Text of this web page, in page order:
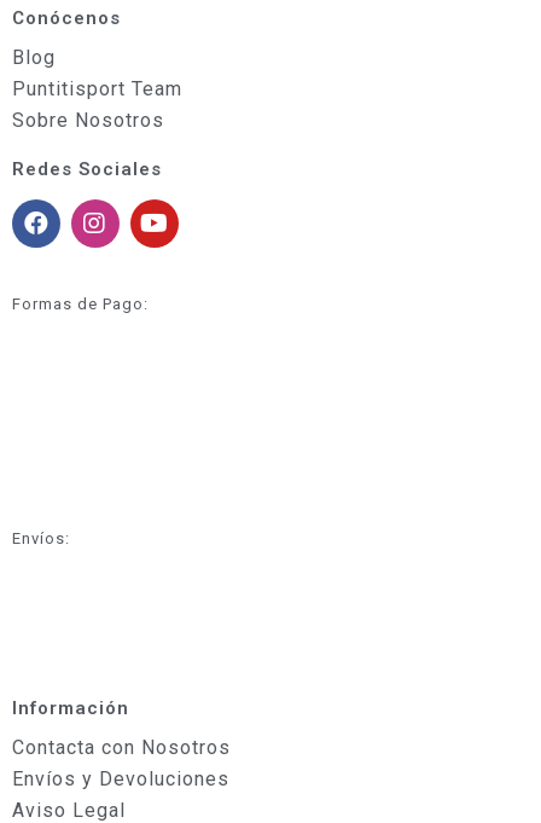
Conócenos
Blog
Puntitisport Team
Sobre Nosotros
Redes Sociales
Formas de Pago:
Envíos:
Información
Contacta con Nosotros
Envíos y Devoluciones
Aviso Legal